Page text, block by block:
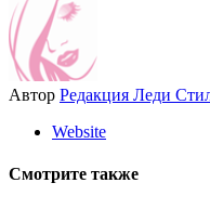
Автор Редакция Леди
Website
Смотрите также